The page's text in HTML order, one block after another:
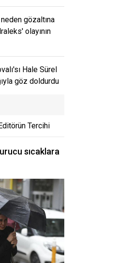
gözaltına
olayının
Hale Sürel
göz doldurdu
Tercihi
sıcaklara